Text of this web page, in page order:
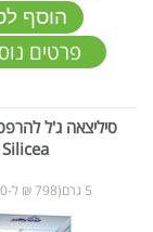
הוסף
פרטים
סיליצאה ג'ל
Silicea
5 גרם(798 ₪ ל-100 גרם)